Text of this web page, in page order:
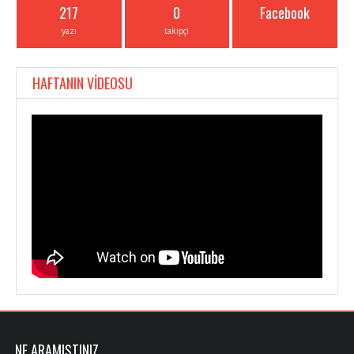
217
yazı
0
takipçi
Facebook
HAFTANIN VİDEOSU